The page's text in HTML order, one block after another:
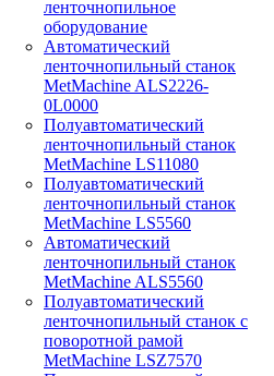
ленточнопильное
оборудование
Автоматический
ленточнопильный станок
MetMachine ALS2226-
0L0000
Полуавтоматический
ленточнопильный станок
MetMachine LS11080
Полуавтоматический
ленточнопильный станок
MetMachine LS5560
Автоматический
ленточнопильный станок
MetMachine ALS5560
Полуавтоматический
ленточнопильный станок с
поворотной рамой
MetMachine LSZ7570